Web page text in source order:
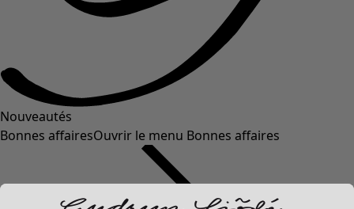
Nouveautés
Bonnes affairesOuvrir le menu Bonnes affaires